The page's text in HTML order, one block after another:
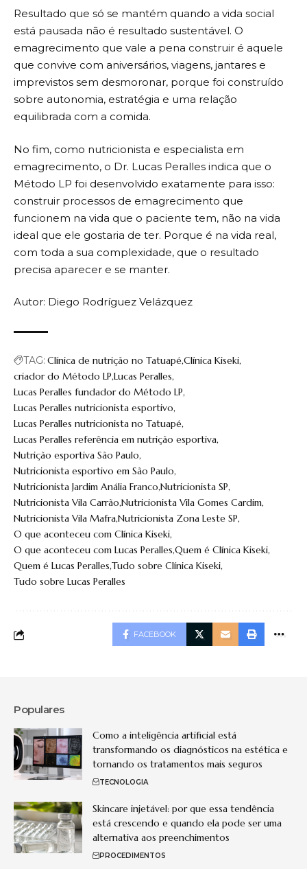
Resultado que só se mantém quando a vida social
está pausada não é resultado sustentável. O
emagrecimento que vale a pena construir é aquele
que convive com aniversários, viagens, jantares e
imprevistos sem desmoronar, porque foi construído
sobre autonomia, estratégia e uma relação
equilibrada com a comida.
No fim, como nutricionista e especialista em
emagrecimento, o Dr. Lucas Peralles indica que o
Método LP foi desenvolvido exatamente para isso:
construir processos de emagrecimento que
funcionem na vida que o paciente tem, não na vida
ideal que ele gostaria de ter. Porque é na vida real,
com toda a sua complexidade, que o resultado
precisa aparecer e se manter.
Autor: Diego Rodríguez Velázquez
TAG: Clínica de nutrição no TatuapéClínica Kiseki
criador do Método LP Lucas Peralles
Lucas Peralles fundador do Método LP
Lucas Peralles nutricionista esportivo
Lucas Peralles nutricionista no Tatuapé
Lucas Peralles referência em nutrição esportiva
Nutrição esportiva São Paulo
Nutricionista esportivo em São Paulo
Nutricionista Jardim Anália Franco Nutricionista SP
Nutricionista Vila Carrão Nutricionista Vila Gomes Cardim
Nutricionista Vila MafraNutricionista Zona Leste SP
O que aconteceu com Clínica Kiseki
O que aconteceu com Lucas Peralles Quem é Clínica Kiseki
Quem é Lucas Peralles Tudo sobre Clínica Kiseki
Tudo sobre Lucas Peralles
FACEBOOK
Populares
Como a inteligência artificial está
transformando os diagnósticos na estética e
tornando os tratamentos mais seguros
TECNOLOGIA
Skincare injetável: por que essa tendência
está crescendo e quando ela pode ser uma
alternativa aos preenchimentos
PROCEDIMENTOS